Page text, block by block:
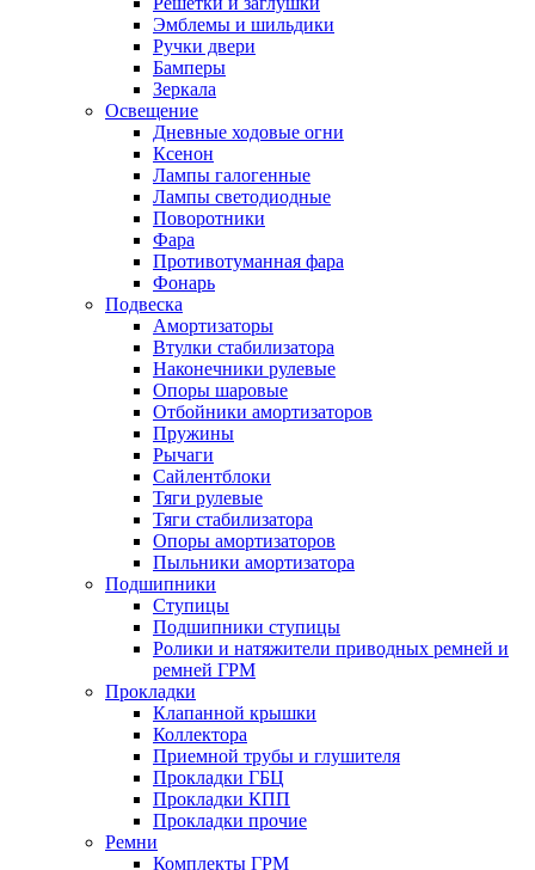
Эмблемы и шильдики
Ручки двери
Бамперы
Зеркала
Освещение
Дневные ходовые огни
Ксенон
Лампы галогенные
Лампы светодиодные
Поворотники
Фара
Противотуманная фара
Фонарь
Подвеска
Амортизаторы
Втулки стабилизатора
Наконечники рулевые
Опоры шаровые
Отбойники амортизаторов
Пружины
Рычаги
Сайлентблоки
Тяги рулевые
Тяги стабилизатора
Опоры амортизаторов
Пыльники амортизатора
Подшипники
Ступицы
Подшипники ступицы
Ролики и натяжители приводных ремней и
ремней ГРМ
Прокладки
Клапанной крышки
Коллектора
Приемной трубы и глушителя
Прокладки ГБЦ
Прокладки КПП
Прокладки прочие
Ремни
Комплекты ГРМ